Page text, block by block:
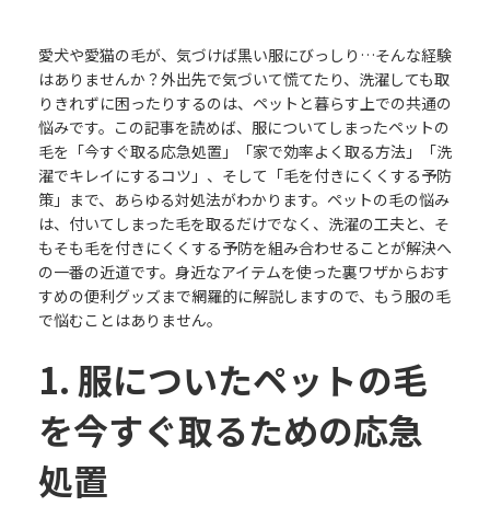
愛犬や愛猫の毛が、気づけば黒い服にびっしり…そんな経験
はありませんか？外出先で気づいて慌てたり、洗濯しても取
りきれずに困ったりするのは、ペットと暮らす上での共通の
悩みです。この記事を読めば、服についてしまったペットの
毛を「今すぐ取る応急処置」「家で効率よく取る方法」「洗
濯でキレイにするコツ」、そして「毛を付きにくくする予防
策」まで、あらゆる対処法がわかります。ペットの毛の悩み
は、付いてしまった毛を取るだけでなく、洗濯の工夫と、そ
もそも毛を付きにくくする予防を組み合わせることが解決へ
の一番の近道です。身近なアイテムを使った裏ワザからおす
すめの便利グッズまで網羅的に解説しますので、もう服の毛
で悩むことはありません。
1. 服についたペットの毛
を今すぐ取るための応急
処置